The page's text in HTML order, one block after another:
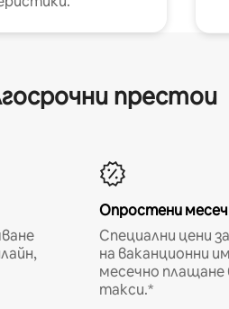
престои
Опростени
Специални цени
на ваканционни
месечно плащане
такси.*